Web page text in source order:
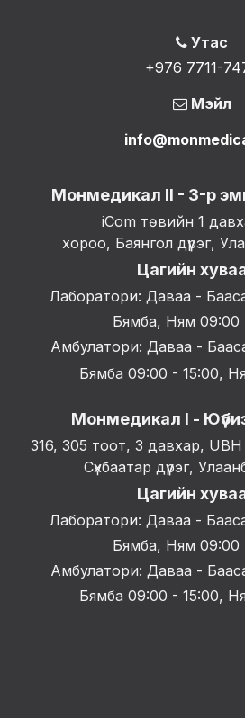
Утас
+976 7711-
Мэйл
Монмедикал II - 3-р
iCom төвийн 1
хороо, Баянгол дүүрэг,
Цагийн
Лаборатори: Даваа -
Бямба, Ням 09:00
Амбулатори: Даваа -
Бямба 09:00 - 15:00,
Монмедикал I -
316, 305 тоот, 3 давхар,
Сүхбаатар дүүрэг,
Цагийн
Лаборатори: Даваа -
Бямба, Ням 09:00
Амбулатори: Даваа -
Бямба 09:00 - 15:00,